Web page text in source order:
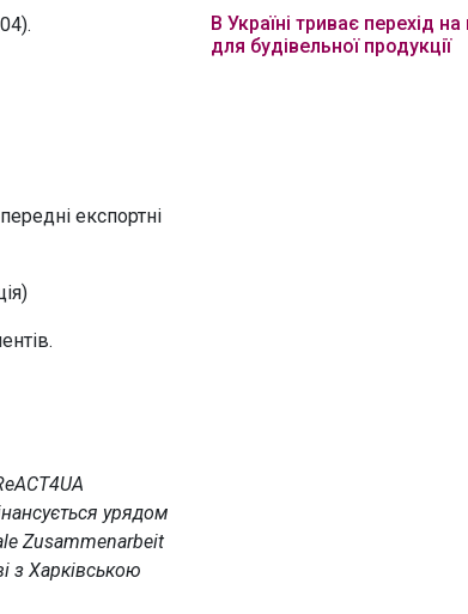
експортні
урядом
Zusammenarbeit
з Харківською
В Україні триває перехід
для будівельної продукції